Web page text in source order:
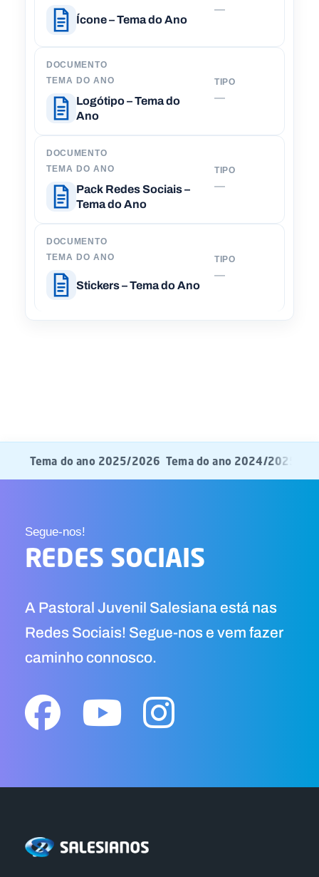
Ícone – Tema do Ano
—
DOCUMENTO
TEMA DO ANO
Logótipo – Tema do
Ano
TIPO
—
DOCUMENTO
TEMA DO ANO
Pack Redes Sociais –
Tema do Ano
TIPO
—
DOCUMENTO
TEMA DO ANO
Stickers – Tema do Ano
TIPO
—
Tema do ano 2025/2026 Tema do ano 2024/2025
Segue-nos!
REDES SOCIAIS
A Pastoral Juvenil Salesiana está nas
Redes Sociais! Segue-nos e vem fazer
caminho connosco.